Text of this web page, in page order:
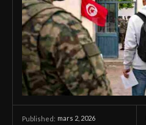
Published: mars 2, 2026